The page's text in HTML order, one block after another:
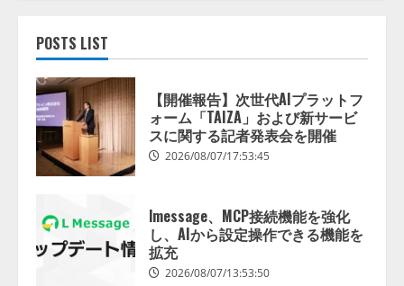
POSTS LIST
【開催報告】次世代AIプラットフ
ォーム「TAIZA」および新サービ
スに関する記者発表会を開催
2026/08/07/17:53:45
lmessage、MCP接続機能を強化
し、AIから設定操作できる機能を
拡充
2026/08/07/13:53:50
lmessage、MCP接続機能を強化